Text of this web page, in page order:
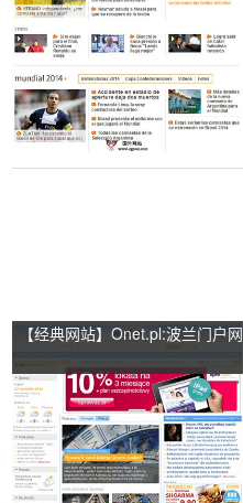
【经典网站】Onet.pl:波兰门户网